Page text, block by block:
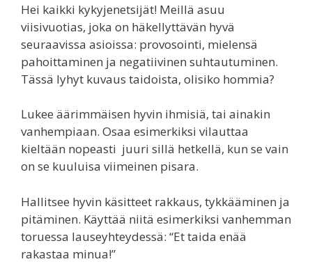
Hei kaikki kykyjenetsijät! Meillä asuu
viisivuotias, joka on häkellyttävän hyvä
seuraavissa asioissa: provosointi, mielensä
pahoittaminen ja negatiivinen suhtautuminen.
Tässä lyhyt kuvaus taidoista, olisiko hommia?
Lukee äärimmäisen hyvin ihmisiä, tai ainakin
vanhempiaan. Osaa esimerkiksi vilauttaa
kieltään nopeasti juuri sillä hetkellä, kun se vain
on se kuuluisa viimeinen pisara.
Hallitsee hyvin käsitteet rakkaus, tykkääminen ja
pitäminen. Käyttää niitä esimerkiksi vanhemman
toruessa lauseyhteydessä: “Et taida enää
rakastaa minua!”